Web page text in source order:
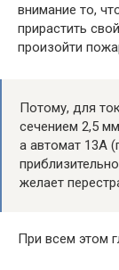
внимание то,
прирастить
произойти
Потому, для
сечением 2,5
а автомат 13А
желает
При всем этом